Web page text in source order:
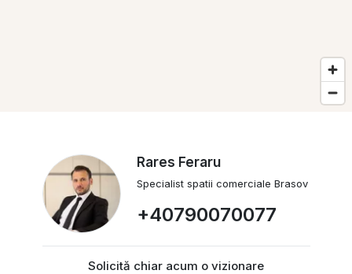
Rares Feraru
Specialist spatii comerciale Brasov
+40790070077
Solicită chiar acum o vizionare